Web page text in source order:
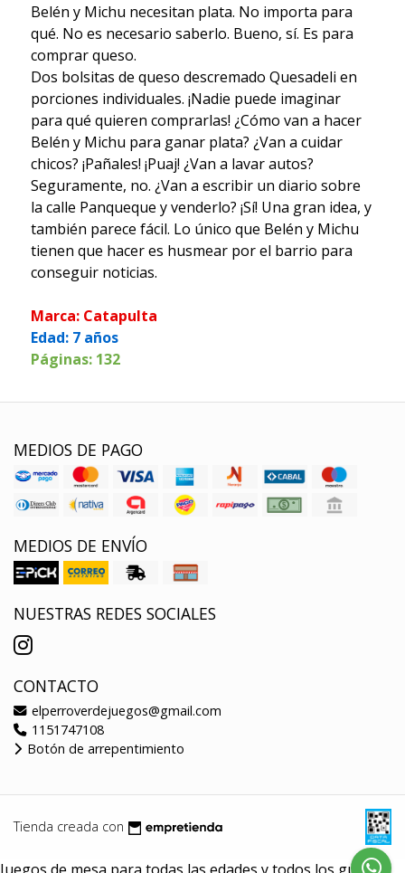
Belén y Michu necesitan plata. No importa para
qué. No es necesario saberlo. Bueno, sí. Es para
comprar queso.
Dos bolsitas de queso descremado Quesadeli en
porciones individuales. ¡Nadie puede imaginar
para qué quieren comprarlas! ¿Cómo van a hacer
Belén y Michu para ganar plata? ¿Van a cuidar
chicos? ¡Pañales! ¡Puaj! ¿Van a lavar autos?
Seguramente, no. ¿Van a escribir un diario sobre
la calle Panqueque y venderlo? ¡Sí! Una gran idea, y
también parece fácil. Lo único que Belén y Michu
tienen que hacer es husmear por el barrio para
conseguir noticias.
Marca: Catapulta
Edad: 7 años
Páginas: 132
MEDIOS DE PAGO
MEDIOS DE ENVÍO
NUESTRAS REDES SOCIALES
CONTACTO
elperroverdejuegos@gmail.com
1151747108
Botón de arrepentimiento
Tienda creada con